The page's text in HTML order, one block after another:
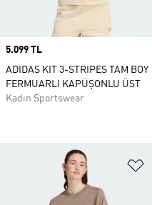
Price
5.099 TL
ADIDAS KIT 3-STRIPES TAM BOY
FERMUARLI KAPÜŞONLU ÜST
Kadın Sportswear